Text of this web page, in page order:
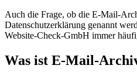
Auch die Frage, ob die E-Mail-
Datenschutzerklärung genannt
Website-Check-GmbH immer
Was ist E-Mail-